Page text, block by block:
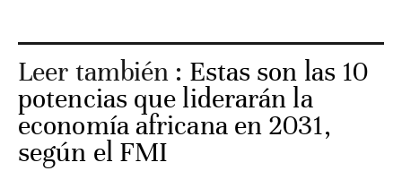
Leer también : Estas son las 10
potencias que liderarán la
economía africana en 2031,
según el FMI